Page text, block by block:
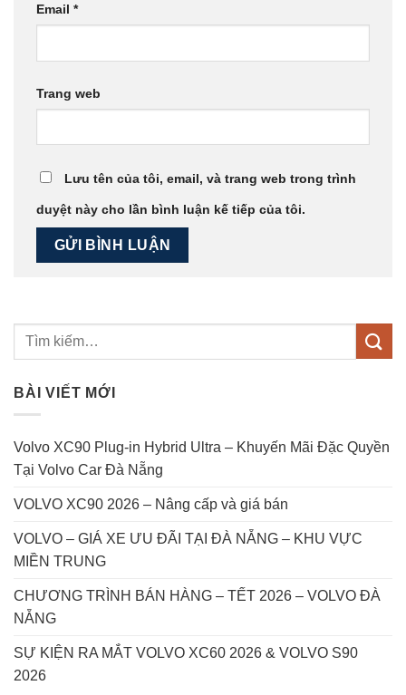
Email *
Trang web
Lưu tên của tôi, email, và trang web trong trình
duyệt này cho lần bình luận kế tiếp của tôi.
BÀI VIẾT MỚI
Volvo XC90 Plug-in Hybrid Ultra – Khuyến Mãi Đặc Quyền
Tại Volvo Car Đà Nẵng
VOLVO XC90 2026 – Nâng cấp và giá bán
VOLVO – GIÁ XE ƯU ĐÃI TẠI ĐÀ NẴNG – KHU VỰC
MIỀN TRUNG
CHƯƠNG TRÌNH BÁN HÀNG – TẾT 2026 – VOLVO ĐÀ
NẴNG
SỰ KIỆN RA MẮT VOLVO XC60 2026 & VOLVO S90
2026